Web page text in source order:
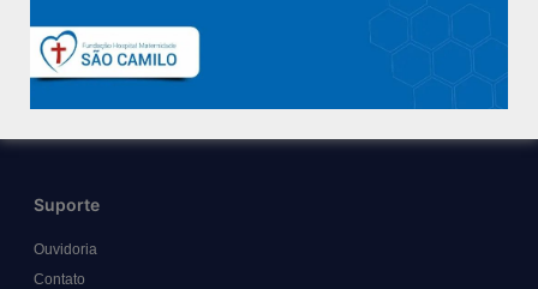
Diretorias
Políticas e Normas
Trabalhe Conosco
Suporte
Ouvidoria
Contato